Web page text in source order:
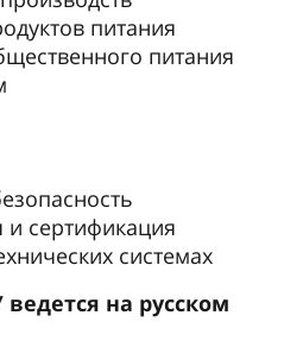
питания
питания
и сертификация
системах
на русском